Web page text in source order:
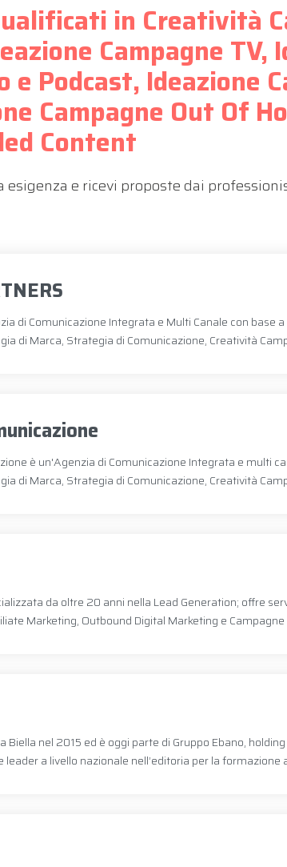
in Creatività
Campagne TV,
e Podcast, Ideazione
Campagne Out Of
Content
esigenza e ricevi proposte dai
di Comunicazione Integrata e Multi Canale con base
di Marca, Strategia di Comunicazione, Creatività
è un'Agenzia di Comunicazione Integrata e multi
di Marca, Strategia di Comunicazione, Creatività
da oltre 20 anni nella Lead Generation; offre
Marketing, Outbound Digital Marketing e Campagne
Biella nel 2015 ed è oggi parte di Gruppo Ebano,
leader a livello nazionale nell’editoria per la formazione